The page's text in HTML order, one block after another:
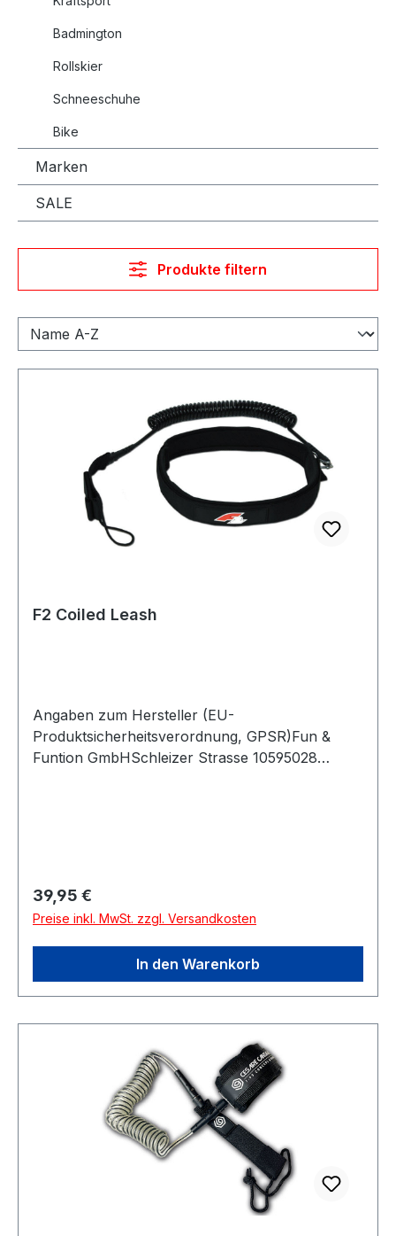
Badmington
Rollskier
Schneeschuhe
Bike
Marken
SALE
Produkte filtern
F2 Coiled Leash
Angaben zum Hersteller (EU-
Produktsicherheitsverordnung, GPSR)Fun &
Funtion GmbHSchleizer Strasse 10595028
Regulärer Preis:
39,95 €
Preise inkl. MwSt. zzgl. Versandkosten
In den Warenkorb